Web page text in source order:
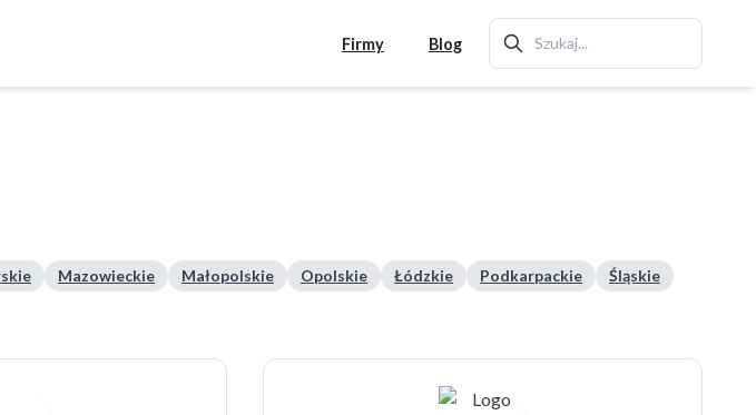
Firmy Blog
Mazowieckie Małopolskie Opolskie Łódzkie Podkarpackie
Śląskie